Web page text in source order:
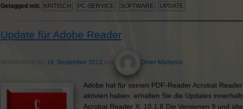
Getagged mit: KRITISCH PC-SERVICE SOFTWARE UPDATE
Update für Adobe Reader
Veröffentlicht am 18. September 2013 Oliver Martynus
Adobe hat für seinen PDF-Reader Acrobat
aktiviert haben, erhalten Sie die Updates
Acrobat Reader X: 10.1.8 Die Versionen 9 und